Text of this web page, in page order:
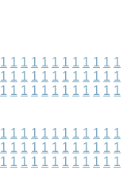
1 1 1 1 1 1 1 1 1 1 1 1
1 1 1 1 1 1 1 1 1 1 1 1
1 1 1 1 1 1 1 1 1 1 1 1
1 1 1 1 1 1 1 1 1 1 1 1
1 1 1 1 1 1 1 1 1 1 1 1
1 1 1 1 1 1 1 1 1 1 1 1